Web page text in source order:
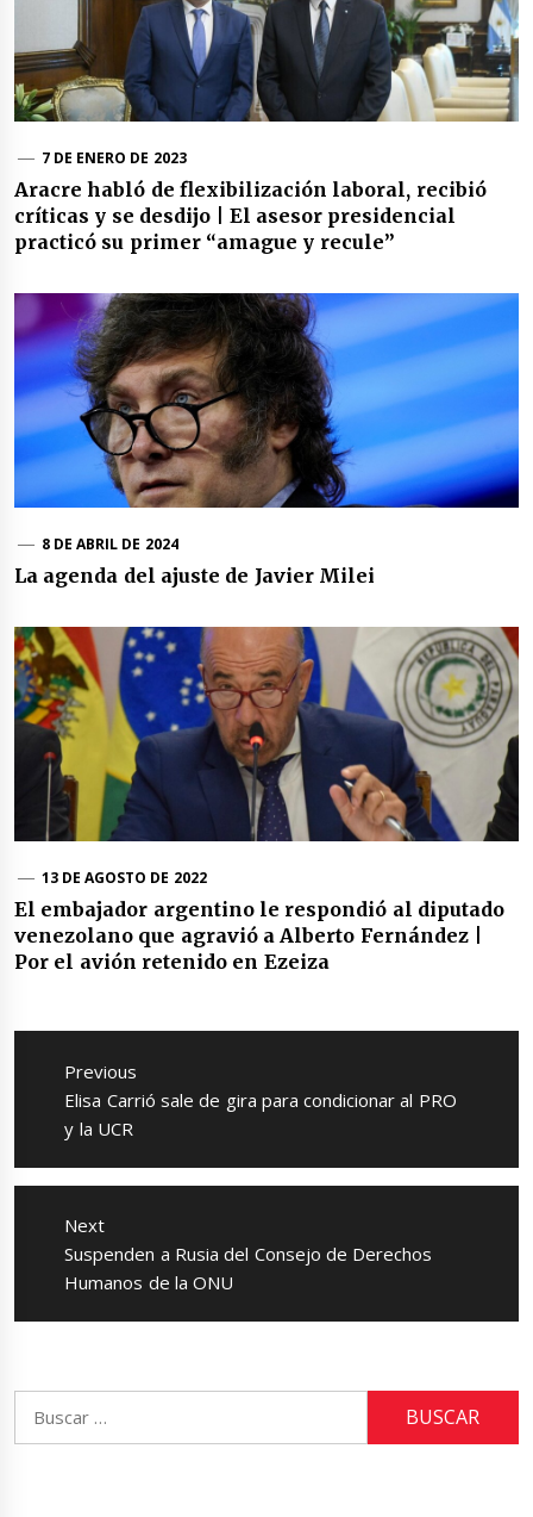
7 DE ENERO DE 2023
Aracre habló de flexibilización laboral, recibió
críticas y se desdijo | El asesor presidencial
practicó su primer “amague y recule”
8 DE ABRIL DE 2024
La agenda del ajuste de Javier Milei
13 DE AGOSTO DE 2022
El embajador argentino le respondió al diputado
venezolano que agravió a Alberto Fernández |
Por el avión retenido en Ezeiza
Navegación
entradas
Previous
Previous
post:
Elisa Carrió sale de gira para condicionar al PRO
y la UCR
Next
Next
post:
Suspenden a Rusia del Consejo de Derechos
Humanos de la ONU